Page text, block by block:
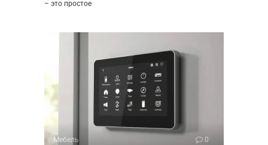
– это простое
Мебель 0